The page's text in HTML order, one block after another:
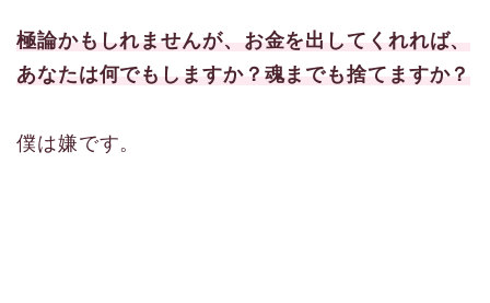
極論かもしれませんが、お金を出してくれれば、
あなたは何でもしますか？魂までも捨てますか？
僕は嫌です。